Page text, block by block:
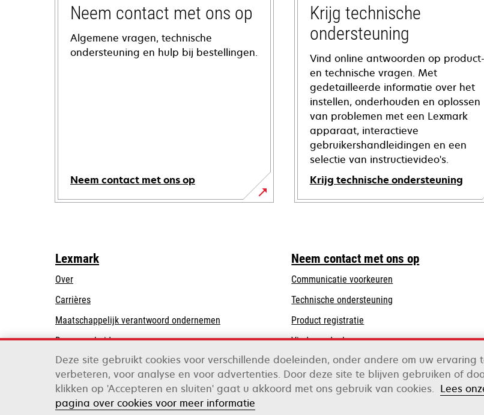
Neem contact met ons op
Algemene vragen, technische
ondersteuning en hulp bij bestellingen.
Neem contact met ons op
Krijg technische
ondersteuning
Vind online antwoorden op product-
en technische vragen. Met
gedetailleerde informatie over het
instellen, onderhouden en oplossen
van problemen met een Lexmark
apparaat, interactieve
gebruikershandleidingen en een
selectie van instructievideo's.
Krijg technische ondersteuning
opens
tab
Lexmark
Over
Carrières
Maatschappelijk verantwoord ondernemen
new
tab
Duurzaamheid
Lexmark Partners
Neem contact met ons op
Communicatie voorkeuren
Technische ondersteuning
new
tab
Product registratie
Vind een dealer
Lexmark International, Inc., een bedrijf van Xerox
©2026 Alle rechten voorbehouden.
Deze site gebruikt cookies voor verschillende doeleinden, onder andere om uw ervaring
verbeteren, voor analyse en voor advertenties. Door deze site te blijven gebruiken of
klikken op 'Accepteren en sluiten' gaat u akkoord met ons gebruik van cookies. Lees
pagina over cookies voor meer informatie